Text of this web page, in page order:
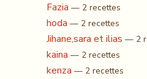
Fazia — 2 recettes
hoda — 2 recettes
Jihane,sara et ilias — 2
kaina — 2 recettes
kenza — 2 recettes